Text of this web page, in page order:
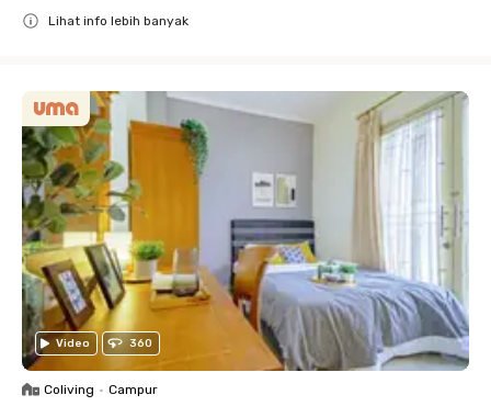
Lihat info lebih banyak
Video 360
Coliving • Campur